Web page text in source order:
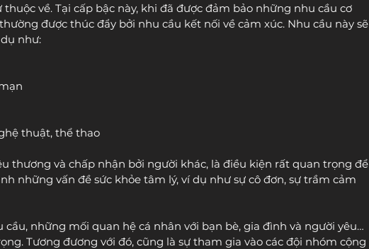
về. Tại cấp bậc này, khi đã được đảm bảo những nhu cầu cơ
được thúc đẩy bởi nhu cầu kết nối về cảm xúc. Nhu cầu này sẽ
như:
thuật, thể thao
thương và chấp nhận bởi người khác, là điều kiện rất quan trọng để
những vấn đề sức khỏe tâm lý, ví dụ như sự cô đơn, sự trầm cảm
cầu, những mối quan hệ cá nhân với bạn bè, gia đình và người yêu…
Tương đương với đó, cũng là sự tham gia vào các đội nhóm cộng